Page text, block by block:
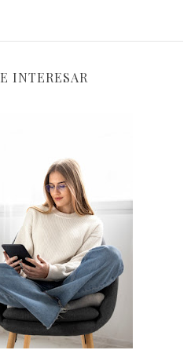
INTERESAR